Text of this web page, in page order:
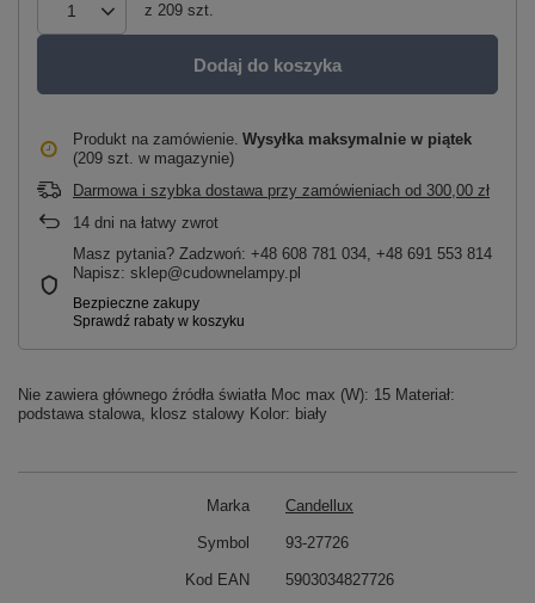
z 209 szt.
Dodaj do koszyka
Produkt na zamówienie Wysyłka maksymalnie w piątek
(209 szt. w magazynie)
Darmowa i szybka dostawa przy zamówieniach od 300,00 zł
14 dni na łatwy zwrot
Masz pytania? Zadzwoń: +48 608 781 034, +48 691 553 814
Napisz: sklep@cudownelampy.pl
Nie zawiera głównego źródła światła Moc max (W): 15 Materiał:
podstawa stalowa, klosz stalowy Kolor: biały
Marka Candellux
Symbol 93-27726
Kod EAN 5903034827726